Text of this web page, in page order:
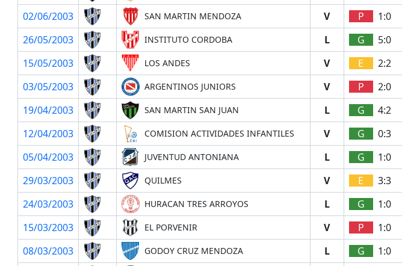
02/06/2003
SAN MARTIN MENDOZA V P 1:0
26/05/2003
INSTITUTO CORDOBA L G 5:0
15/05/2003
LOS ANDES V E 2:2
03/05/2003
ARGENTINOS JUNIORS V P 2:0
19/04/2003
SAN MARTIN SAN JUAN L G 4:2
12/04/2003
COMISION ACTIVIDADES INFANTILES V G 0:3
05/04/2003
JUVENTUD ANTONIANA L G 1:0
29/03/2003
QUILMES V E 3:3
24/03/2003
HURACAN TRES ARROYOS L G 1:0
15/03/2003
EL PORVENIR V P 1:0
08/03/2003
GODOY CRUZ MENDOZA L G 1:0